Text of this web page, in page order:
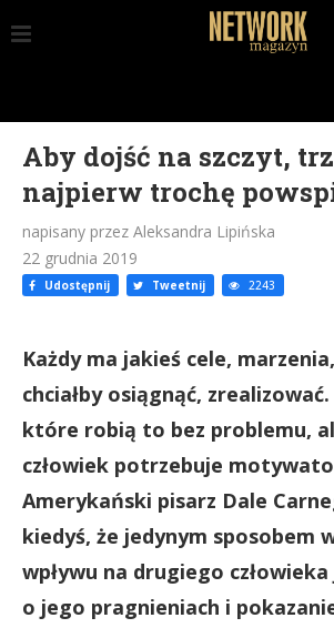
Aby dojść na szczyt,
najpierw trochę
napisany przez Aleksandra Lipińska
22 grudnia 2019
Udostępnij Tweetnij 2243
Każdy ma jakieś cele,
chciałby osiągnąć,
które robią to bez problemu,
człowiek potrzebuje
Amerykański pisarz Dale
kiedyś, że jedynym sposobem
wpływu na drugiego
o jego pragnieniach i